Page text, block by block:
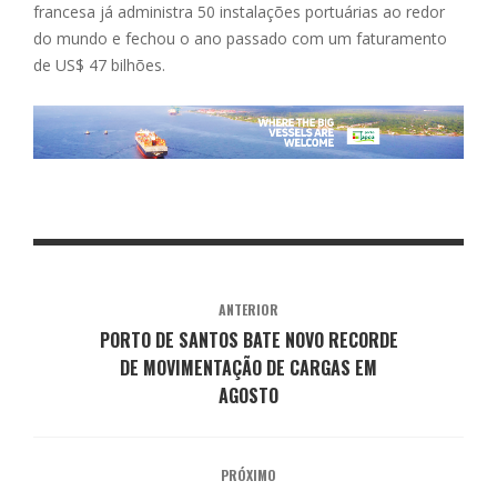
francesa já administra 50 instalações portuárias ao redor
do mundo e fechou o ano passado com um faturamento
de US$ 47 bilhões.
ANTERIOR
PORTO DE SANTOS BATE NOVO RECORDE
DE MOVIMENTAÇÃO DE CARGAS EM
AGOSTO
PRÓXIMO